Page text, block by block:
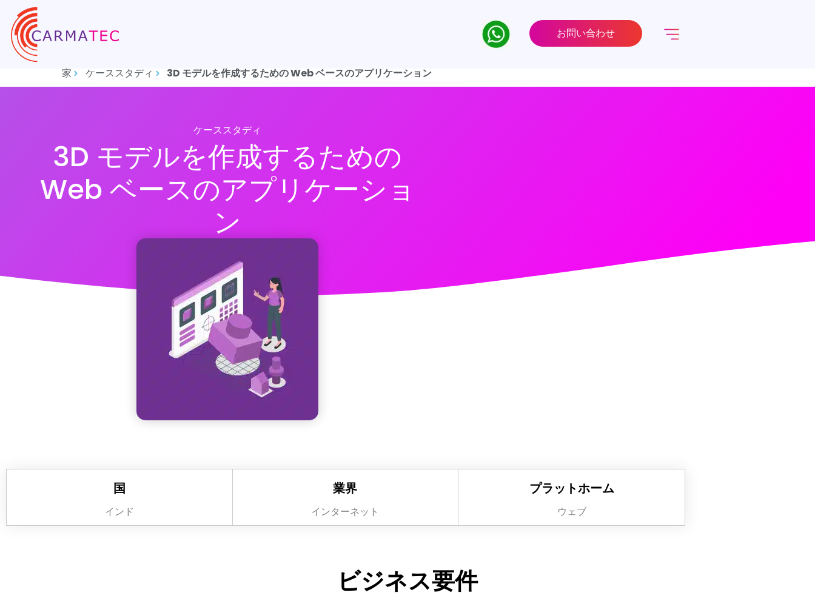
お問い合わせ
家 ケーススタディ 3D モデルを作成するための Web ベースのアプリケーション
ケーススタディ
3D モデルを作成するための
Web ベースのアプリケーショ
ン
国
インド
業界
インターネット
プラットホーム
ウェブ
ビジネス要件